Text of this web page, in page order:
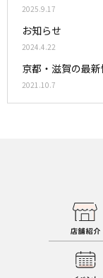
2025.9.17
お知らせ
2024.4.22
京都・滋賀の最
2021.10.7